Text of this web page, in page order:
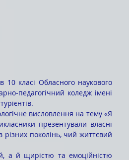
класі Обласного наукового
педагогічний коледж імені
презентували власні
різних поколінь, чий життєвий